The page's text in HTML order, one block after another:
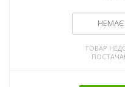
НЕМАЄ
ТОВАР